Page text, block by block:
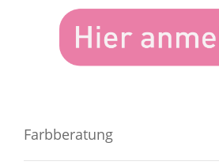
Farbberatung